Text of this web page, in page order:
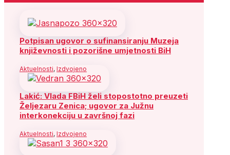
Potpisan ugovor o sufinansiranju Muzeja
književnosti i pozorišne umjetnosti BiH
Aktuelnosti, Izdvojeno
Lakić: Vlada FBiH želi stopostotno preuzeti
Željezaru Zenica; ugovor za Južnu
interkonekciju u završnoj fazi
Aktuelnosti, Izdvojeno